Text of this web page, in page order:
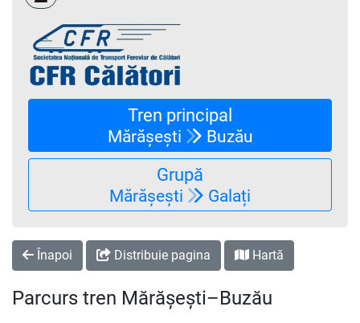
Tren principal
Mărășești Buzău
Grupă
Mărășești Galați
Înapoi Distribuie pagina Hartă
Parcurs tren Mărășești–Buzău